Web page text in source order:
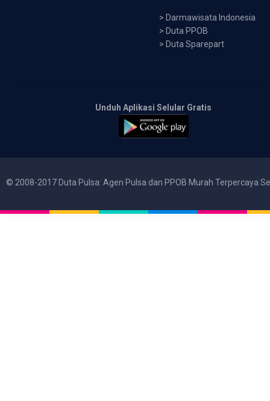
> Darmawisata Indonesia
> Duta PPOB
> Duta Sparepart
Unduh Aplikasi Selular Gratis
© 2008-2017 Duta Pulsa: Agen Pulsa dan PPOB Murah Terpercaya